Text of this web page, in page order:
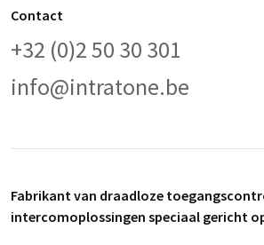
Contact
+32 (0)2 50 30 301
info@intratone.be
Fabrikant van draadloze
intercomoplossingen speciaal gericht